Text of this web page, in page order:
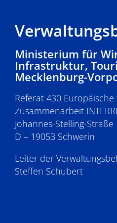
Ministerium für
Infrastruktur,
Mecklenburg-
Referat 430
Zusammenarbeit
Johannes-Stelling-Straße
D – 19053 Schwerin
Leiter der
Steffen Schubert